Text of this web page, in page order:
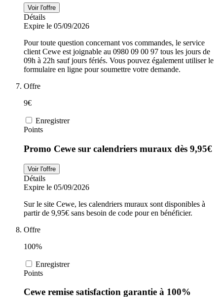
Voir l'offre
Détails
Expire le 05/09/2026
Pour toute question concernant vos commandes, le service
client Cewe est joignable au 0980 09 00 97 tous les jours de
09h à 22h sauf jours fériés. Vous pouvez également utiliser le
formulaire en ligne pour soumettre votre demande.
Offre
9€
Enregistrer
Points
Promo Cewe sur calendriers muraux dès 9,95€
Voir l'offre
Détails
Expire le 05/09/2026
Sur le site Cewe, les calendriers muraux sont disponibles à
partir de 9,95€ sans besoin de code pour en bénéficier.
Offre
100%
Enregistrer
Points
Cewe remise satisfaction garantie à 100%